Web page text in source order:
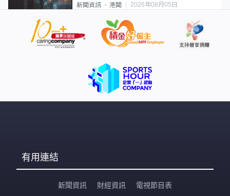
新聞資訊 港聞 2026年08月05日
有用連結
新聞資訊 財經資訊 電視節目表